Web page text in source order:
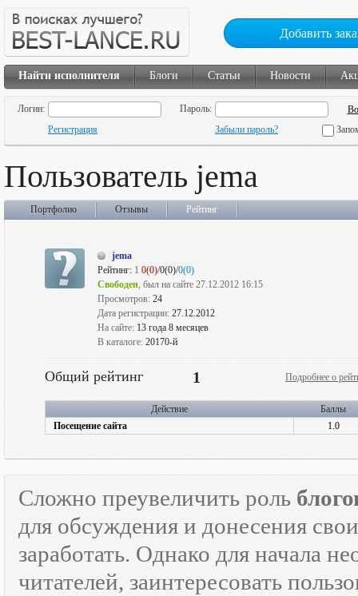
Добавить
Найти исполнителя Блоги Статьи Новости
Логин:
Пароль:
Регистрация
Забыли пароль?
Пользователь jema
Портфолио Отзывы Рейтинг
jema
Рейтинг: 1 0(0)/0(0)/0(0)
Свободен, был на сайте 27.12.2012 16:15
Просмотров: 24
Дата регистрации: 27.12.2012
На сайте: 13 года 8 месяцев
В каталоге: 20170-й
Общий рейтинг 1 Подробнее о
Действие
Баллы
Посещение сайта
1.0
Сложно преувеличить роль
для обсуждения и донесения
заработать. Однако для начала
читателей, заинтересовать